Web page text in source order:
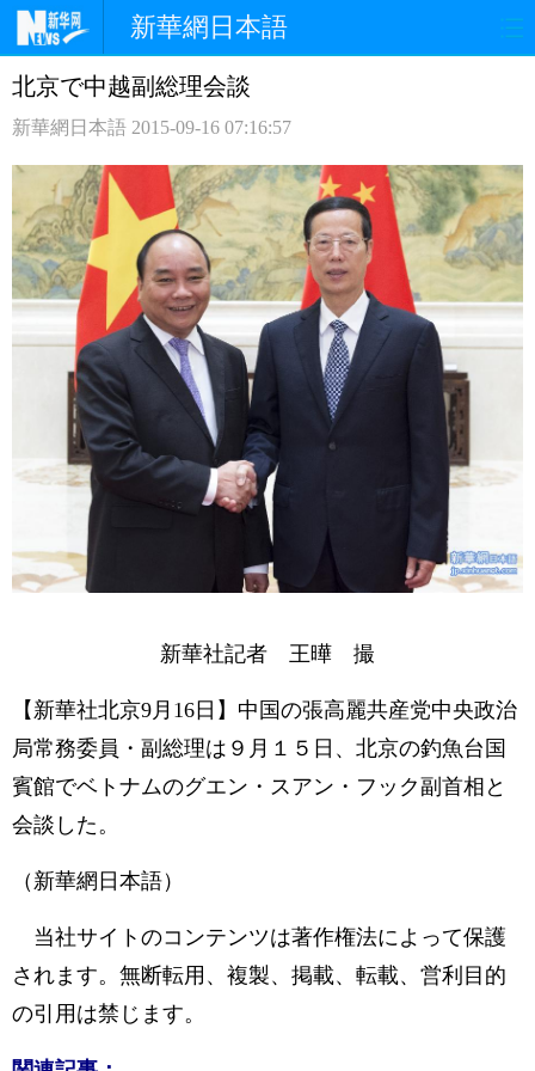
新華網日本語
ホームページ 政治
観光 評論 写真
中日対訳
北京で中越副総理会談
新華網日本語 2015-09-16 07:16:57
新華社記者 王曄 撮
【新華社北京9月16日】中国の張高麗共産党中央政治
局常務委員・副総理は９月１５日、北京の釣魚台国
賓館でベトナムのグエン・スアン・フック副首相と
会談した。
（新華網日本語）
当社サイトのコンテンツは著作権法によって保護
されます。無断転用、複製、掲載、転載、営利目的
の引用は禁じます。